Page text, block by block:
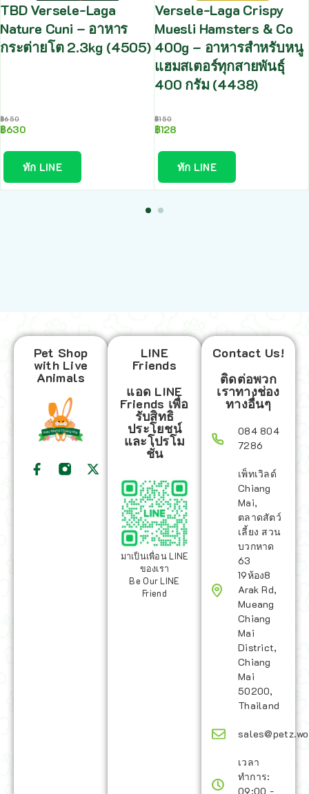
TBD Versele-Laga
Nature Cuni – อาหาร
กระต่ายโต 2.3kg (4505)
฿650
฿630
ทัก LINE
Versele-Laga Crispy
Muesli Hamsters & Co
400g – อาหารสำหรับหนู
แฮมสเตอร์ทุกสายพันธุ์
400 กรัม (4438)
฿150
฿128
ทัก LINE
Pet Shop
with Live
Animals
LINE
Friends
แอด LINE
Friends เพื่อ
รับสิทธิ
ประโยชน์
และโปรโม
ชั่น
มาเป็นเพื่อน LINE
ของเรา
Be Our LINE
Friend
Contact Us!
ติดต่อพวก
เราทางช่อง
ทางอื่นๆ
084 804
7286
เพ็ทเวิลด์
Chiang
Mai,
ตลาดสัตว์
เลี้ยง สวน
บวกหาด
63
19ห้อง8
Arak Rd,
Mueang
Chiang
Mai
District,
Chiang
Mai
50200,
Thailand
เวลา
ทำการ:
09:00 -